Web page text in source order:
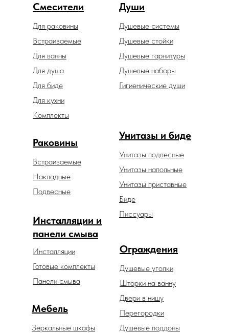
Смесители Души
Душевые гарнитуры
Душевые системы
Гигиенические души
Душевые наборы
Унитазы и биде
Унитазы подвесные
Унитазы напольные
Унитазы приставные
Раковины
Встраиваемые
Накладные
Подвесные
Встраиваемые
Для биде
Для ванны
Для душа
Для раковины
Для кухни
Зеркальные шкафы
Мебель
Ограждения
Душевые уголки
Шторки на ванну
Двери в нишу
Перегородки
Душевые стойки
Биде
Душевые поддоны
Инсталляции и
панели смыва
Инсталляции
Готовые комплекты
Панели смыва
Комплекты
Писсуары